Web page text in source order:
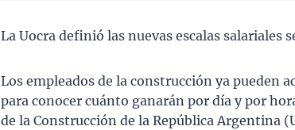
La Uocra definió las nuevas escalas salariales
Los empleados de la construcción ya pueden
para conocer cuánto ganarán por día y por
de la Construcción de la República Argentina